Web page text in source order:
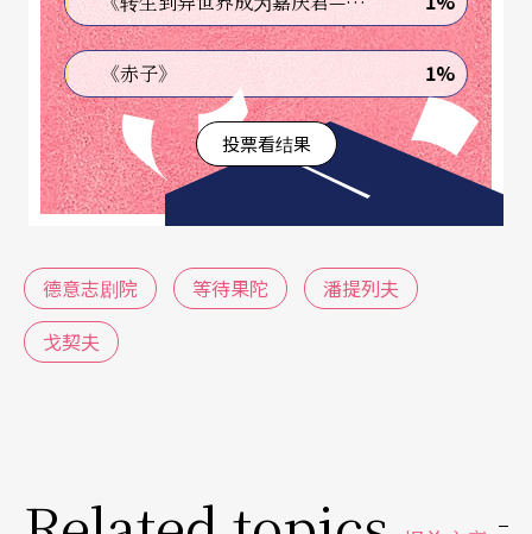
经后世众人抽丝剥茧而逐渐浮现；设计、导演与演
员们贯彻著也传承著他们共有的工作理念──而造
就了这出优秀的作品。那么NSO即将演出的《三部
曲》歌剧，则是浦契尼利用众多角色、不同时代场
景、悲喜交错的跳接串连，所完成他创作生涯中的
年，他破天荒地写出了三出独幕剧、一加一再加一
的奇特作品。浦契尼将这三部性质、结构完全不
难以分割的三种故事，组合成比三联画更形独特的
《赤子》 1%
投票看结果
德意志剧院 等待果陀
潘提列夫
戈契夫